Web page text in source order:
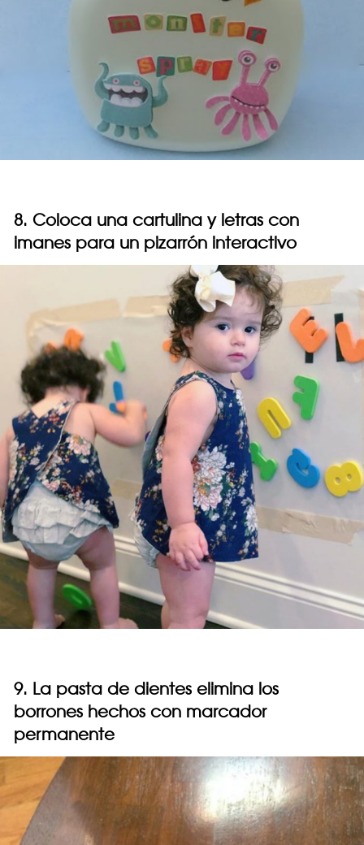
8. Coloca una cartulina y letras con
imanes para un pizarrón interactivo
9. La pasta de dientes elimina los
borrones hechos con marcador
permanente